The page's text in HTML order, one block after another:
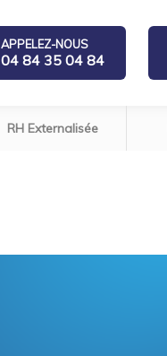
APPELEZ-NOUS
04 84 35 04 84
RH Externalisée